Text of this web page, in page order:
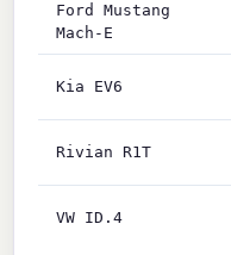
Ford Mustang
Mach-E
Kia EV6
Rivian R1T
VW ID.4